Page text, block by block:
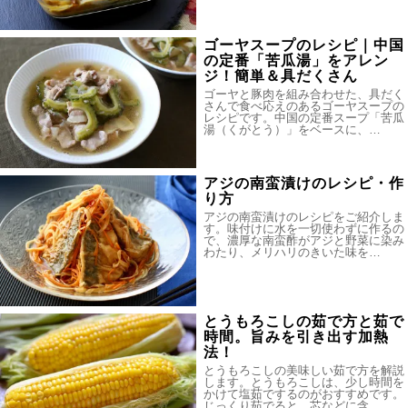
ゴーヤスープのレシピ｜中国
の定番「苦瓜湯」をアレン
ジ！簡単＆具だくさん
ゴーヤと豚肉を組み合わせた、具だく
さんで食べ応えのあるゴーヤスープの
レシピです。中国の定番スープ「苦瓜
湯（くがとう）」をベースに、…
アジの南蛮漬けのレシピ・作
り方
アジの南蛮漬けのレシピをご紹介しま
す。味付けに水を一切使わずに作るの
で、濃厚な南蛮酢がアジと野菜に染み
わたり、メリハリのきいた味を…
とうもろこしの茹で方と茹で
時間。旨みを引き出す加熱
法！
とうもろこしの美味しい茹で方を解説
します。とうもろこしは、少し時間を
かけて塩茹でするのがおすすめです。